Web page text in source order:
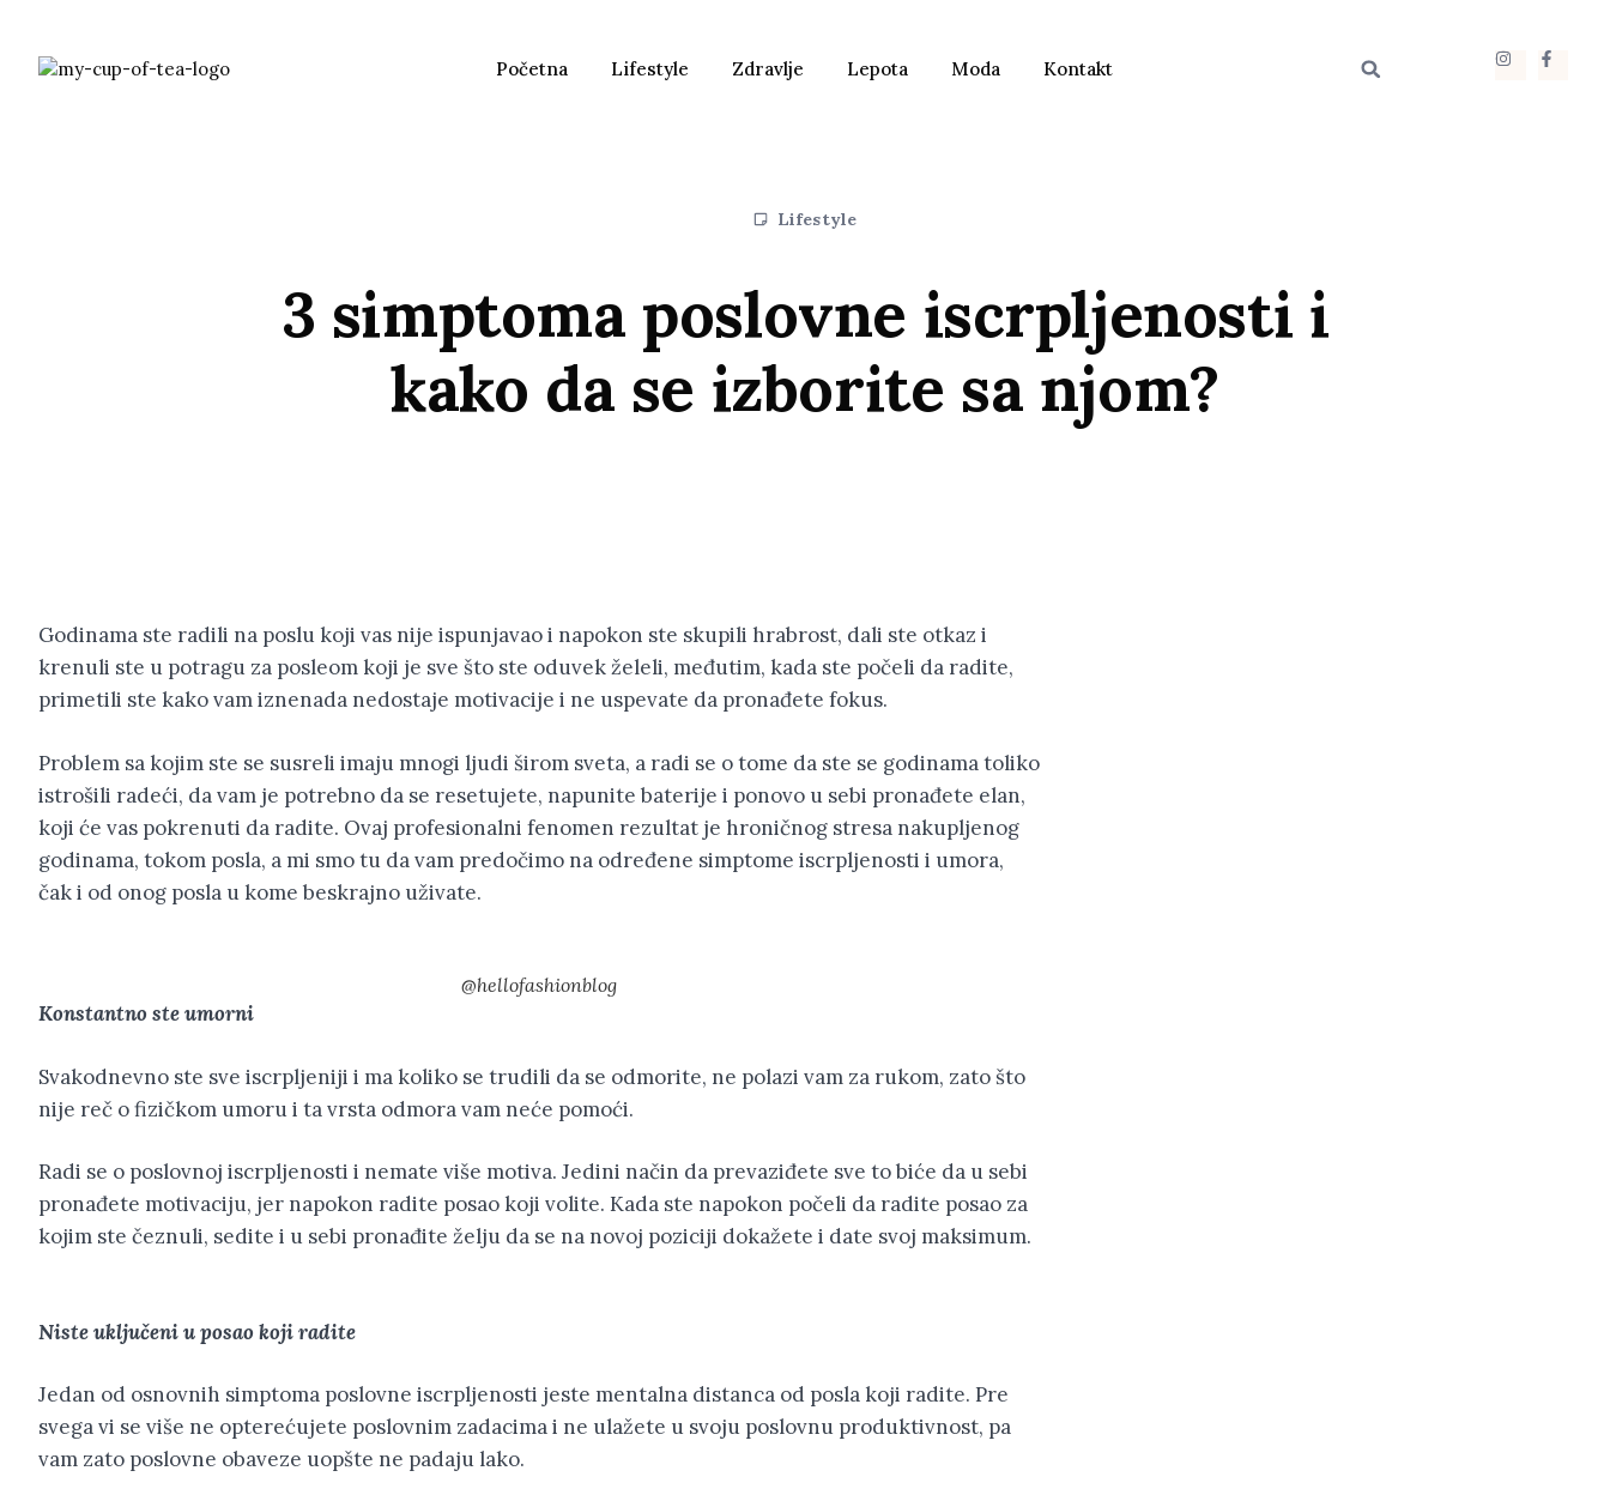
Početna Lifestyle Zdravlje Lepota Moda Kontakt
Lifestyle
3 simptoma poslovne iscrpljenosti i
kako da se izborite sa njom?
Godinama ste radili na poslu koji vas nije ispunjavao i napokon ste skupili hrabrost, dali ste otkaz i
krenuli ste u potragu za posleom koji je sve što ste oduvek želeli, međutim, kada ste počeli da radite,
primetili ste kako vam iznenada nedostaje motivacije i ne uspevate da pronađete fokus.
Problem sa kojim ste se susreli imaju mnogi ljudi širom sveta, a radi se o tome da ste se godinama toliko
istrošili radeći, da vam je potrebno da se resetujete, napunite baterije i ponovo u sebi pronađete elan,
koji će vas pokrenuti da radite. Ovaj profesionalni fenomen rezultat je hroničnog stresa nakupljenog
godinama, tokom posla, a mi smo tu da vam predočimo na određene simptome iscrpljenosti i umora,
čak i od onog posla u kome beskrajno uživate.
@hellofashionblog
Konstantno ste umorni
Svakodnevno ste sve iscrpljeniji i ma koliko se trudili da se odmorite, ne polazi vam za rukom, zato što
nije reč o fizičkom umoru i ta vrsta odmora vam neće pomoći.
Radi se o poslovnoj iscrpljenosti i nemate više motiva. Jedini način da prevaziđete sve to biće da u sebi
pronađete motivaciju, jer napokon radite posao koji volite. Kada ste napokon počeli da radite posao za
kojim ste čeznuli, sedite i u sebi pronađite želju da se na novoj poziciji dokažete i date svoj maksimum.
Niste uključeni u posao koji radite
Jedan od osnovnih simptoma poslovne iscrpljenosti jeste mentalna distanca od posla koji radite. Pre
svega vi se više ne opterećujete poslovnim zadacima i ne ulažete u svoju poslovnu produktivnost, pa
vam zato poslovne obaveze uopšte ne padaju lako.